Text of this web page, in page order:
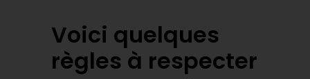
Voici quelques
règles à respecter